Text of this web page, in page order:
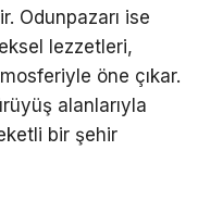
Odunpazarı ise
lezzetleri,
öne çıkar.
alanlarıyla
bir şehir